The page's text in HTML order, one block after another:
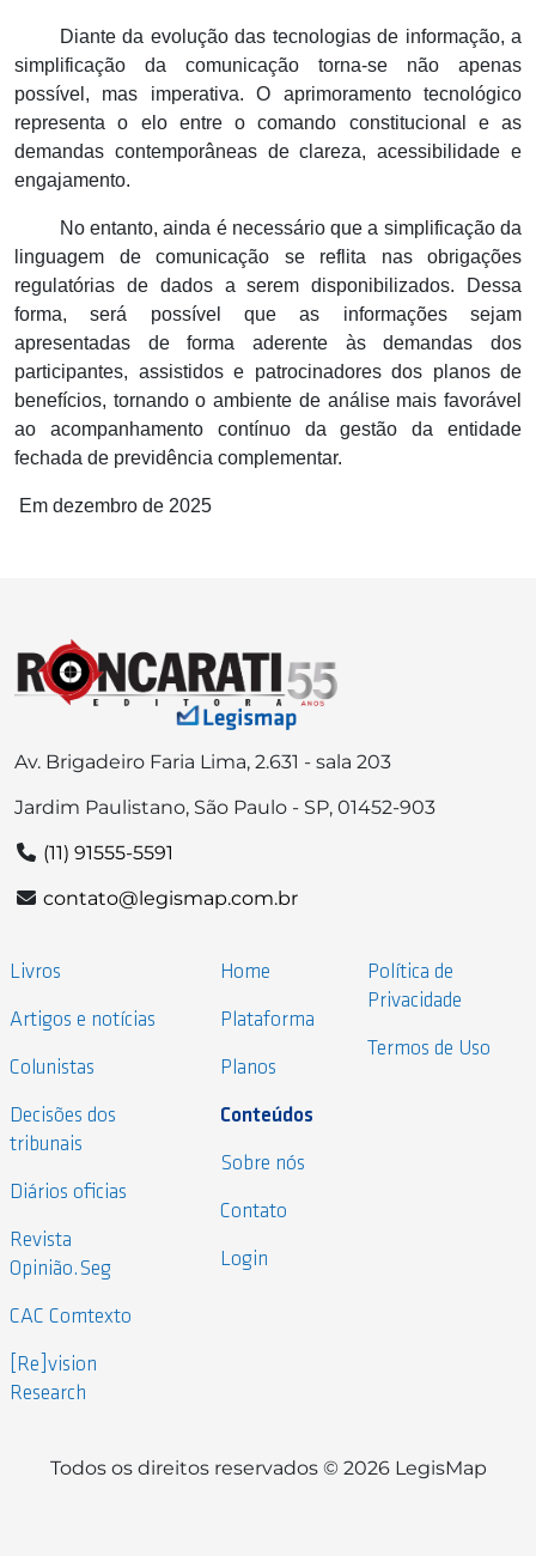
Diante da evolução das tecnologias de informação, a
simplificação da comunicação torna-se não apenas
possível, mas imperativa. O aprimoramento tecnológico
representa o elo entre o comando constitucional e as
demandas contemporâneas de clareza, acessibilidade e
engajamento.
No entanto, ainda é necessário que a simplificação da
linguagem de comunicação se reflita nas obrigações
regulatórias de dados a serem disponibilizados. Dessa
forma, será possível que as informações sejam
apresentadas de forma aderente às demandas dos
participantes, assistidos e patrocinadores dos planos de
benefícios, tornando o ambiente de análise mais favorável
ao acompanhamento contínuo da gestão da entidade
fechada de previdência complementar.
Em dezembro de 2025
Av. Brigadeiro Faria Lima, 2.631 - sala 203
Jardim Paulistano, São Paulo - SP, 01452-903
(11) 91555-5591
contato@legismap.com.br
Livros
Artigos e notícias
Colunistas
Decisões dos
tribunais
Diários oficias
Revista
Opinião.Seg
CAC Comtexto
[Re]vision
Research
Home
Plataforma
Planos
Conteúdos
Sobre nós
Contato
Login
Política de
Privacidade
Termos de Uso
Todos os direitos reservados © 2026 LegisMap